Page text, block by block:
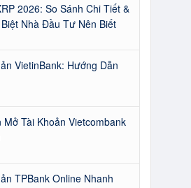
2026: So Sánh Chi Tiết &
Nhà Đầu Tư Nên Biết
VietinBank: Hướng Dẫn
Mở Tài Khoản Vietcombank
TPBank Online Nhanh